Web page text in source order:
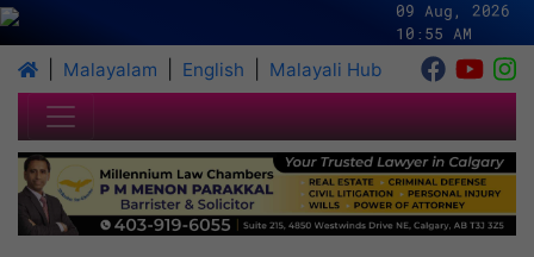
09 Aug, 2026
10:55 AM
Malayalam English Malayali Hub